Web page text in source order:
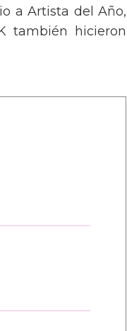
a Artista del Año,
también hicieron